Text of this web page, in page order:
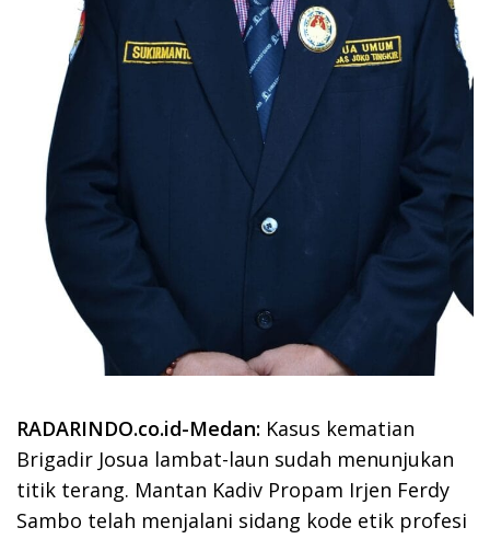
RADARINDO.co.id-Medan: Kasus kematian
Brigadir Josua lambat-laun sudah menunjukan
titik terang. Mantan Kadiv Propam Irjen Ferdy
Sambo telah menjalani sidang kode etik profesi